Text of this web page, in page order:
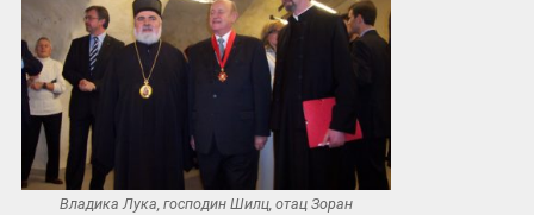
Владика Лука, господин Шилц, отац Зоран